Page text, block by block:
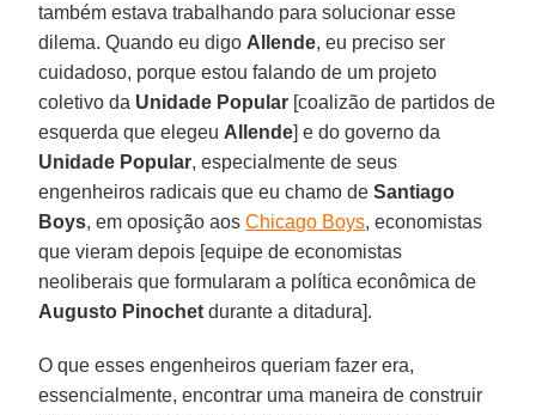
também estava trabalhando para solucionar esse
dilema. Quando eu digo Allende, eu preciso ser
cuidadoso, porque estou falando de um projeto
coletivo da Unidade Popular [coalizão de partidos de
esquerda que elegeu Allende] e do governo da
Unidade Popular, especialmente de seus
engenheiros radicais que eu chamo deSantiago
Boys, em oposição aosChicago Boys, economistas
que vieram depois [equipe de economistas
neoliberais que formularam a política econômica de
Augusto Pinochet durante a ditadura].
O que esses engenheiros queriam fazer era,
essencialmente, encontrar uma maneira de construir